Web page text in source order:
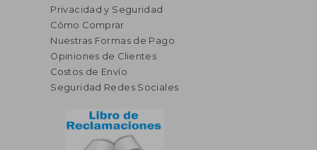
Privacidad y Seguridad
Cómo Comprar
Nuestras Formas de Pago
Opiniones de Clientes
Costos de Envío
Seguridad Redes Sociales